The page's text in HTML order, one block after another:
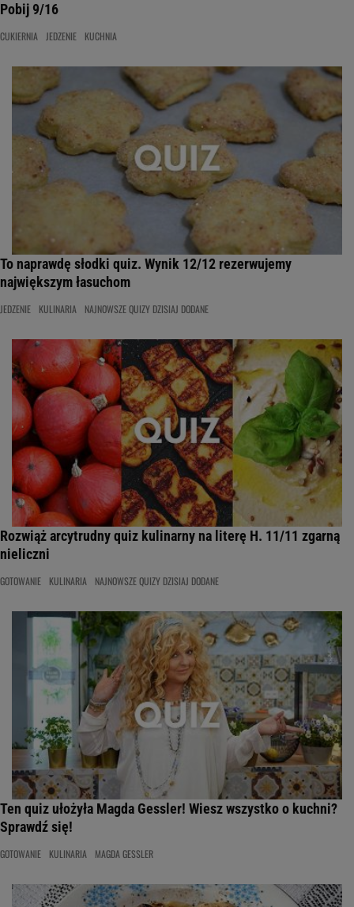
Pobij 9/16
CUKIERNIA JEDZENIE KUCHNIA
To naprawdę słodki quiz. Wynik 12/12 rezerwujemy
największym łasuchom
JEDZENIE KULINARIA NAJNOWSZE QUIZY DZISIAJ DODANE
Rozwiąż arcytrudny quiz kulinarny na literę H. 11/11 zgarną
nieliczni
GOTOWANIE KULINARIA NAJNOWSZE QUIZY DZISIAJ DODANE
Ten quiz ułożyła Magda Gessler! Wiesz wszystko o kuchni?
Sprawdź się!
GOTOWANIE KULINARIA MAGDA GESSLER